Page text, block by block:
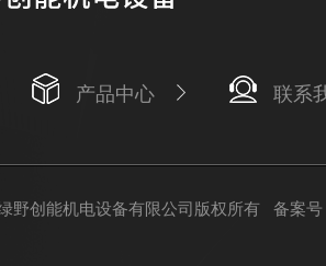
产品中心 联系
野创能机电设备有限公司版权所有 备案